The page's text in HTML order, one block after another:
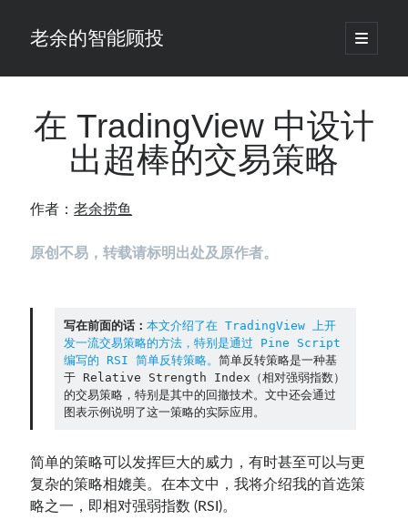
老余的智能顾投
open
primary
Sidebar
最新发表 ：
你的回测曲线越漂亮，我越替你担心：因为历史顺序，正在“倒着”给你
仓位大小背后的数学：为什么胜率40%的策略，能比胜率60%的更赚钱
我拿Reddit上高赞的趋势策略，认真跑了一遍回测（附代码）
老余看市：长鑫4万亿，A股却蒸发12.4万亿
普通人的5个常见投资错误，可能让你多干12年才能退休
在 TradingView 中设计
出超棒的交易策略
作者：老余捞鱼
原创不易，转载请标明出处及原作者。
写在前面的话： 本文介绍了在 TradingView 上开
发一流交易策略的方法，特别是通过 Pine Script
编写的 RSI 简单反转策略。 简单反转策略是一种基
于 Relative Strength Index（相对强弱指数）
的交易策略，特别是其中的回撤技术。文中还会通过
图表示例说明了这一策略的实际应用。
简单的策略可以发挥巨大的威力，有时甚至可以与更
复杂的策略相媲美。在本文中，我将介绍我的首选策
略之一，即相对强弱指数 (RSI)。